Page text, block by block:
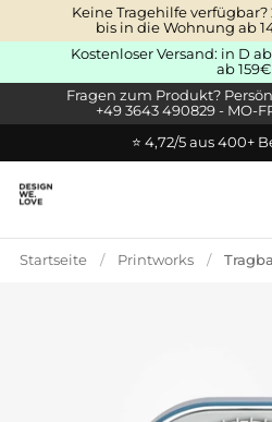
Zum Inhalt springen
Keine Tragehilfe verfügbar?
bis in die Wohnung ab
Kostenloser Versand: in D
ab 159€
Fragen zum Produkt?
+49 3643 490829 - MO-
⭐ 4,72/5 aus 400+
Startseite / Printworks /